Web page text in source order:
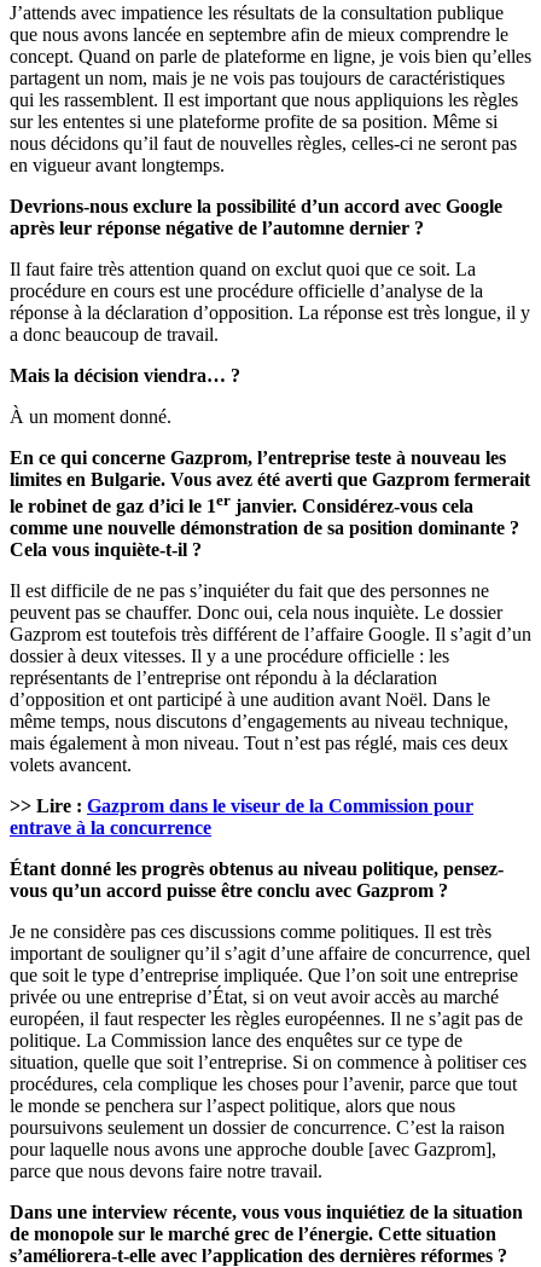
J’attends avec impatience les résultats de la consultation publique
que nous avons lancée en septembre afin de mieux comprendre le
concept. Quand on parle de plateforme en ligne, je vois bien qu’elles
partagent un nom, mais je ne vois pas toujours de caractéristiques
qui les rassemblent. Il est important que nous appliquions les règles
sur les ententes si une plateforme profite de sa position. Même si
nous décidons qu’il faut de nouvelles règles, celles-ci ne seront pas
en vigueur avant longtemps.
Devrions-nous exclure la possibilité d’un accord avec Google
après leur réponse négative de l’automne dernier ?
Il faut faire très attention quand on exclut quoi que ce soit. La
procédure en cours est une procédure officielle d’analyse de la
réponse à la déclaration d’opposition. La réponse est très longue, il y
a donc beaucoup de travail.
Mais la décision viendra… ?
À un moment donné.
En ce qui concerne Gazprom, l’entreprise teste à nouveau les
limites en Bulgarie. Vous avez été averti que Gazprom fermerait
le robinet de gaz d’ici le 1er janvier. Considérez-vous cela
comme une nouvelle démonstration de sa position dominante ?
Cela vous inquiète-t-il ?
Il est difficile de ne pas s’inquiéter du fait que des personnes ne
peuvent pas se chauffer. Donc oui, cela nous inquiète. Le dossier
Gazprom est toutefois très différent de l’affaire Google. Il s’agit d’un
dossier à deux vitesses. Il y a une procédure officielle : les
représentants de l’entreprise ont répondu à la déclaration
d’opposition et ont participé à une audition avant Noël. Dans le
même temps, nous discutons d’engagements au niveau technique,
mais également à mon niveau. Tout n’est pas réglé, mais ces deux
volets avancent.
>> Lire : Gazprom dans le viseur de la Commission pour
entrave à la concurrence
Étant donné les progrès obtenus au niveau politique, pensez-
vous qu’un accord puisse être conclu avec Gazprom ?
Je ne considère pas ces discussions comme politiques. Il est très
important de souligner qu’il s’agit d’une affaire de concurrence, quel
que soit le type d’entreprise impliquée. Que l’on soit une entreprise
privée ou une entreprise d’État, si on veut avoir accès au marché
européen, il faut respecter les règles européennes. Il ne s’agit pas de
politique. La Commission lance des enquêtes sur ce type de
situation, quelle que soit l’entreprise. Si on commence à politiser ces
procédures, cela complique les choses pour l’avenir, parce que tout
le monde se penchera sur l’aspect politique, alors que nous
poursuivons seulement un dossier de concurrence. C’est la raison
pour laquelle nous avons une approche double [avec Gazprom],
parce que nous devons faire notre travail.
Dans une interview récente, vous vous inquiétiez de la situation
de monopole sur le marché grec de l’énergie. Cette situation
s’améliorera-t-elle avec l’application des dernières réformes ?